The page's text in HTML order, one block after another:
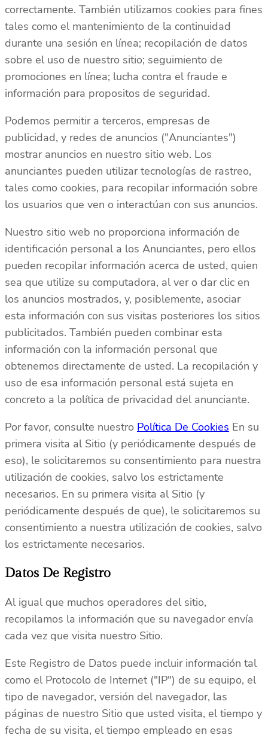
correctamente. También utilizamos cookies para fines
tales como el mantenimiento de la continuidad
durante una sesión en línea; recopilación de datos
sobre el uso de nuestro sitio; seguimiento de
promociones en línea; lucha contra el fraude e
información para propositos de seguridad.
Podemos permitir a terceros, empresas de
publicidad, y redes de anuncios ("Anunciantes")
mostrar anuncios en nuestro sitio web. Los
anunciantes pueden utilizar tecnologías de rastreo,
tales como cookies, para recopilar información sobre
los usuarios que ven o interactúan con sus anuncios.
Nuestro sitio web no proporciona información de
identificación personal a los Anunciantes, pero ellos
pueden recopilar información acerca de usted, quien
sea que utilize su computadora, al ver o dar clic en
los anuncios mostrados, y, posiblemente, asociar
esta información con sus visitas posteriores los sitios
publicitados. También pueden combinar esta
información con la información personal que
obtenemos directamente de usted. La recopilación y
uso de esa información personal está sujeta en
concreto a la política de privacidad del anunciante.
Por favor, consulte nuestro Política De Cookies En su
primera visita al Sitio (y periódicamente después de
eso), le solicitaremos su consentimiento para nuestra
utilización de cookies, salvo los estrictamente
necesarios. En su primera visita al Sitio (y
periódicamente después de que), le solicitaremos su
consentimiento a nuestra utilización de cookies, salvo
los estrictamente necesarios.
Datos De Registro
Al igual que muchos operadores del sitio,
recopilamos la información que su navegador envía
cada vez que visita nuestro Sitio.
Este Registro de Datos puede incluir información tal
como el Protocolo de Internet ("IP") de su equipo, el
tipo de navegador, versión del navegador, las
páginas de nuestro Sitio que usted visita, el tiempo y
fecha de su visita, el tiempo empleado en esas